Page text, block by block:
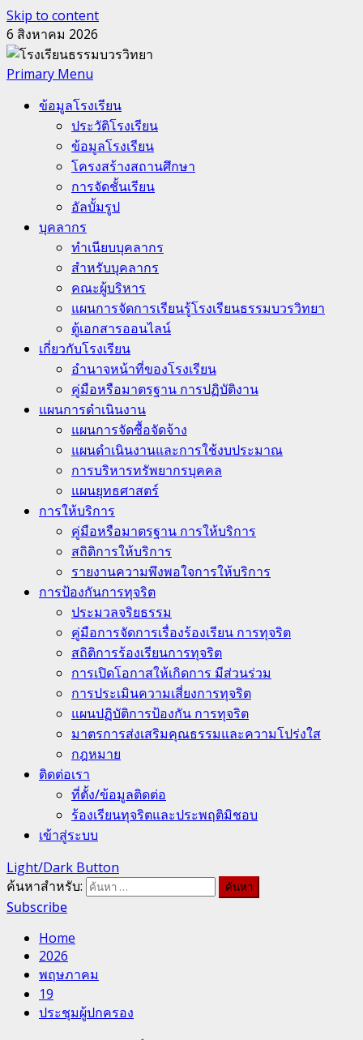
Skip to content
6 สิงหาคม 2026
Primary Menu
ข้อมูลโรงเรียน
ประวัติโรงเรียน
ข้อมูลโรงเรียน
โครงสร้างสถานศึกษา
การจัดชั้นเรียน
อัลบั้มรูป
บุคลากร
ทำเนียบบุคลากร
สำหรับบุคลากร
คณะผู้บริหาร
แผนการจัดการเรียนรู้โรงเรียนธรรมบวรวิทยา
ตู้เอกสารออนไลน์
เกี่ยวกับโรงเรียน
อำนาจหน้าที่ของโรงเรียน
คู่มือหรือมาตรฐาน การปฏิบัติงาน
แผนการดำเนินงาน
แผนการจัดซื้อจัดจ้าง
แผนดำเนินงานและการใช้งบประมาณ
การบริหารทรัพยากรบุคคล
แผนยุทธศาสตร์
การให้บริการ
คู่มือหรือมาตรฐาน การให้บริการ
สถิติการให้บริการ
รายงานความพึงพอใจการให้บริการ
การป้องกันการทุจริต
ประมวลจริยธรรม
คู่มือการจัดการเรื่องร้องเรียน การทุจริต
สถิติการร้องเรียนการทุจริต
การเปิดโอกาสให้เกิดการ มีส่วนร่วม
การประเมินความเสี่ยงการทุจริต
แผนปฏิบัติการป้องกัน การทุจริต
มาตรการส่งเสริมคุณธรรมและความโปร่งใส
กฎหมาย
ติดต่อเรา
ที่ตั้ง/ข้อมูลติดต่อ
ร้องเรียนทุจริตและประพฤติมิชอบ
เข้าสู่ระบบ
Light/Dark Button
ค้นหาสำหรับ:
Subscribe
Home
2026
พฤษภาคม
19
ประชุมผู้ปกครอง